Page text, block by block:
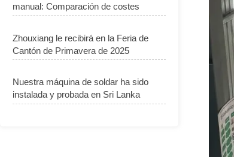
manual: Comparación de costes
Zhouxiang le recibirá en la Feria de
Cantón de Primavera de 2025
Nuestra máquina de soldar ha sido
instalada y probada en Sri Lanka